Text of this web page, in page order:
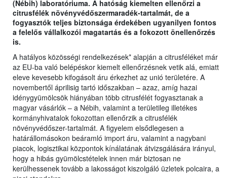
(Nébih) laboratóriuma. A hatóság kiemelten ellenőrzi a
citrusfélék növényvédőszermaradék-tartalmát, de a
fogyasztók teljes biztonsága érdekében ugyanilyen fontos
a felelős vállalkozói magatartás és a fokozott önellenőrzés
is.
A hatályos közösségi rendelkezések* alapján a citrusféléket már
az EU-ba való belépéskor kiemelt ellenőrzésnek vetik alá, emiatt
eleve kevesebb kifogásolt áru érkezhet az unió területére. A
novembertől áprilisig tartó időszakban – azaz, amíg hazai
idénygyümölcsök hiányában több citrusfélét fogyasztanak a
magyar vásárlók – a Nébih, valamint a területileg illetékes
kormányhivatalok fokozottan ellenőrzik a citrusfélék
növényvédőszer-tartalmát. A figyelem elsődlegesen a
határállomásokon beáramló import áru, valamint a nagybani
piacok, logisztikai központok kínálatának átvizsgálására irányul,
hogy a hibás gyümölcstételek innen már biztosan ne
kerülhessenek tovább a lakosságot kiszolgáló üzletek polcaira, a